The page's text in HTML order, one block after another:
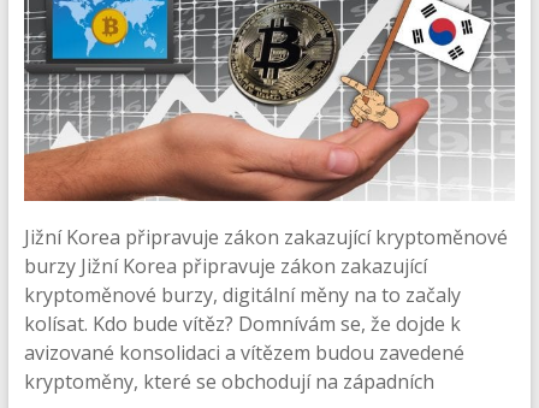
Jižní Korea připravuje zákon zakazující kryptoměnové
burzy Jižní Korea připravuje zákon zakazující
kryptoměnové burzy, digitální měny na to začaly
kolísat. Kdo bude vítěz? Domnívám se, že dojde k
avizované konsolidaci a vítězem budou zavedené
kryptoměny, které se obchodují na západních